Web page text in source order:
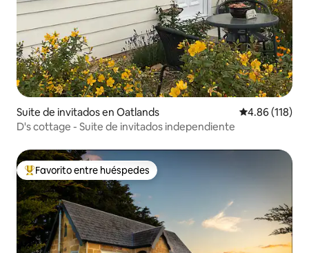
Suite de invitados en Oatlands Calificación
4.86 (118)
D's cottage - Suite de invitados independiente
Favorito entre huéspedes preferido
Favorito entre huéspedes